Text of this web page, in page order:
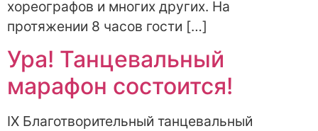
хореографов и многих других. На
протяжении 8 часов гости […]
Ура! Танцевальный
марафон состоится!
IX Благотворительный танцевальный